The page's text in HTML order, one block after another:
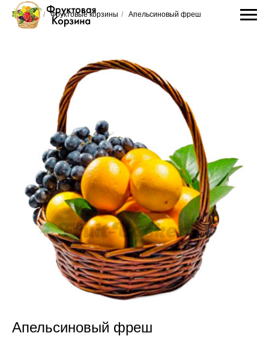
Главная / Фруктовые корзины / Апельсиновый фреш
Апельсиновый фреш